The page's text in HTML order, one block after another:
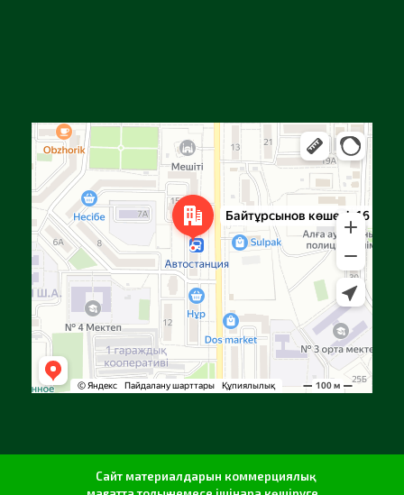
Яндекс Карталар — көлік, навигация, орындарды іздеу
Сайт материалдарын коммерциялық